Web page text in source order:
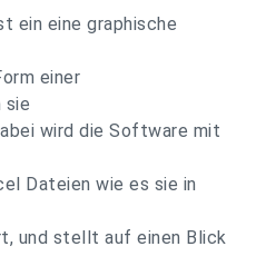
ein eine graphische
einer
sie
wird die Software mit
Dateien wie es sie in
und stellt auf einen Blick